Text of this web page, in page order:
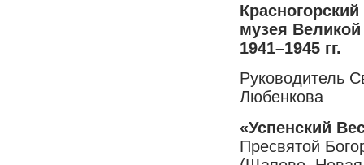
музея
1941–1945 гг.
Руководитель
Любенкова
«Успенский
Пресвятой